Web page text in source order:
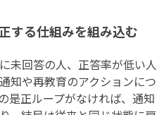
する仕組みを組み込む
未回答の人、正答率が低い人
知や再教育のアクションにつ
是正ループがなければ、通知